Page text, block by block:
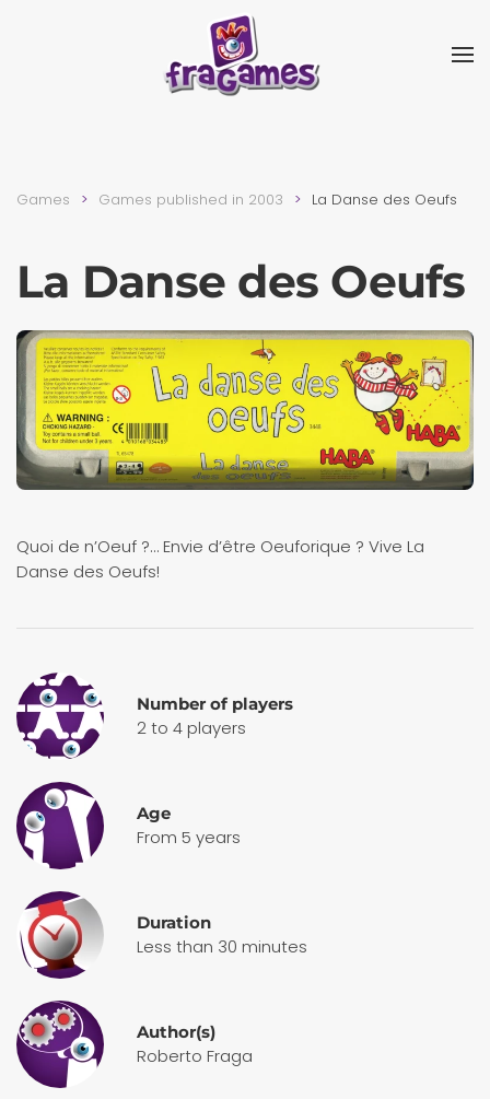
Skip to main content
Games Games published in 2003 La Danse des Oeufs
La Danse des Oeufs
Quoi de n’Oeuf ?… Envie d’être Oeuforique ? Vive La
Danse des Oeufs!
Number of players
2 to 4 players
Age
From 5 years
Duration
Less than 30 minutes
Author(s)
Roberto Fraga